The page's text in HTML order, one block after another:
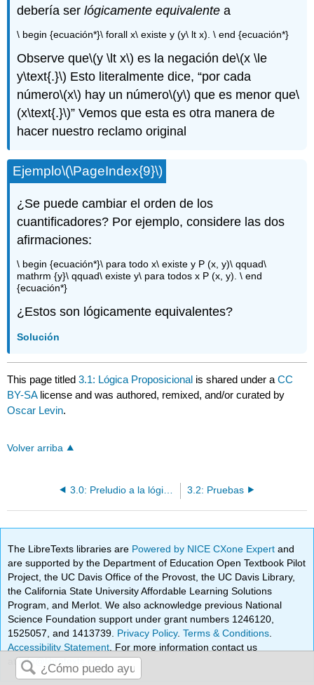
debería serlógicamente equivalente a
\ begin {ecuación*}\ forall x\ existe y (y\ lt x). \ end {ecuación*}
Observe que\(y \lt x\) es la negación de\(x \le
y\text{.}\) Esto literalmente dice, “por cada
número\(x\) hay un número\(y\) que es menor que\
(x\text{.}\)” Vemos que esta es otra manera de
hacer nuestro reclamo original
Ejemplo\(\PageIndex{9}\)
¿Se puede cambiar el orden de los
cuantificadores? Por ejemplo, considere las dos
afirmaciones:
\ begin {ecuación*}\ para todo x\ existe y P (x, y)\ qquad\
mathrm {y}\ qquad\ existe y\ para todos x P (x, y). \ end
{ecuación*}
¿Estos son lógicamente equivalentes?
Solución
This page titled3.1: Lógica Proposicional is shared under aCC
BY-SA license and was authored, remixed, and/or curated by
Oscar Levin.
Volver arriba
3.0: Preludio a la lógica simbólica y las pruebas 3.2: Pruebas
The LibreTexts libraries are Powered by NICE CXone Expertand
are supported by the Department of Education Open Textbook Pilot
Project, the UC Davis Office of the Provost, the UC Davis Library,
the California State University Affordable Learning Solutions
Program, and Merlot. We also acknowledge previous National
Science Foundation support under grant numbers 1246120,
1525057, and 1413739. Privacy Policy.Terms & Conditions
Accessibility Statement . For more information contact us
atinfo@libretexts.org.